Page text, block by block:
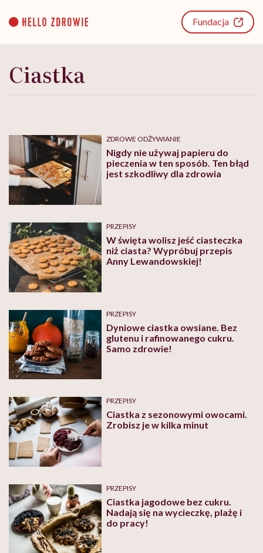
content
Fundacja
Ciastka
ZDROWE ODŻYWIANIE
Nigdy nie używaj papieru do
pieczenia w ten sposób. Ten błąd
jest szkodliwy dla zdrowia
PRZEPISY
W święta wolisz jeść ciasteczka
niż ciasta? Wypróbuj przepis
Anny Lewandowskiej!
PRZEPISY
Dyniowe ciastka owsiane. Bez
glutenu i rafinowanego cukru.
Samo zdrowie!
PRZEPISY
Ciastka z sezonowymi owocami.
Zrobisz je w kilka minut
PRZEPISY
Ciastka jagodowe bez cukru.
Nadają się na wycieczkę, plażę i
do pracy!